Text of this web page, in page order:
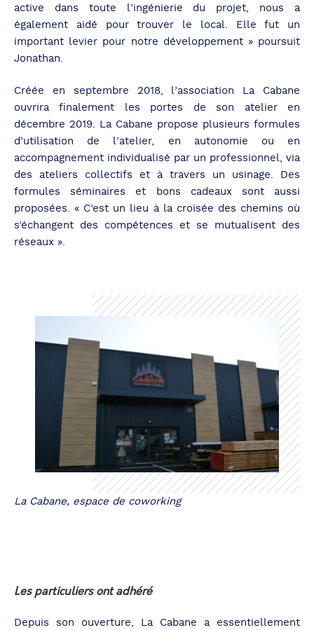
active dans toute l’ingénierie du projet, nous a
également aidé pour trouver le local. Elle fut un
important levier pour notre développement » poursuit
Jonathan.
Créée en septembre 2018, l’association La Cabane
ouvrira finalement les portes de son atelier en
décembre 2019. La Cabane propose plusieurs formules
d’utilisation de l’atelier, en autonomie ou en
accompagnement individualisé par un professionnel, via
des ateliers collectifs et à travers un usinage. Des
formules séminaires et bons cadeaux sont aussi
proposées. « C’est un lieu à la croisée des chemins où
s’échangent des compétences et se mutualisent des
réseaux ».
La Cabane, espace de coworking
Les particuliers ont adhéré
Depuis son ouverture, La Cabane a essentiellement